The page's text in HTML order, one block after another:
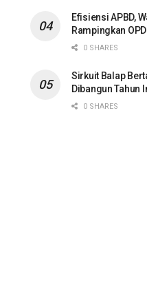
Efisiensi APBD,
Rampingkan
0 SHARES
Sirkuit Balap
Dibangun Tahun
0 SHARES